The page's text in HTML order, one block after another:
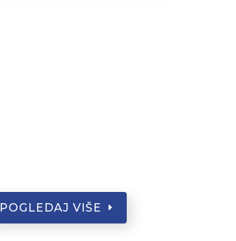
POGLEDAJ VIŠE